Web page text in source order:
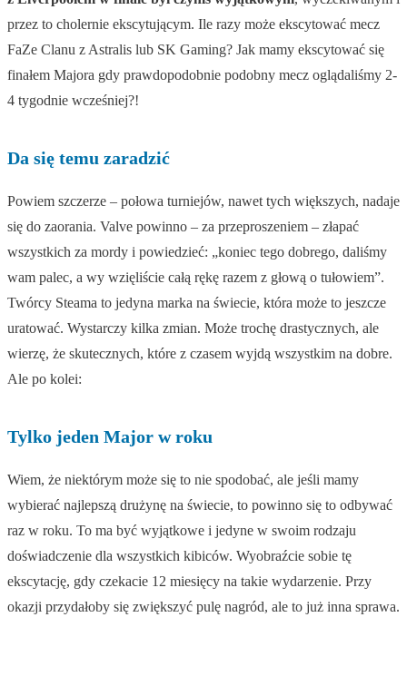
przez to cholernie ekscytującym. Ile razy może ekscytować mecz
FaZe Clanu z Astralis lub SK Gaming? Jak mamy ekscytować się
finałem Majora gdy prawdopodobnie podobny mecz oglądaliśmy 2-
4 tygodnie wcześniej?!
Da się temu zaradzić
Powiem szczerze – połowa turniejów, nawet tych większych, nadaje
się do zaorania. Valve powinno – za przeproszeniem – złapać
wszystkich za mordy i powiedzieć: „koniec tego dobrego, daliśmy
wam palec, a wy wzięliście całą rękę razem z głową o tułowiem”.
Twórcy Steama to jedyna marka na świecie, która może to jeszcze
uratować. Wystarczy kilka zmian. Może trochę drastycznych, ale
wierzę, że skutecznych, które z czasem wyjdą wszystkim na dobre.
Ale po kolei:
Tylko jeden Major w roku
Wiem, że niektórym może się to nie spodobać, ale jeśli mamy
wybierać najlepszą drużynę na świecie, to powinno się to odbywać
raz w roku. To ma być wyjątkowe i jedyne w swoim rodzaju
doświadczenie dla wszystkich kibiców. Wyobraźcie sobie tę
ekscytację, gdy czekacie 12 miesięcy na takie wydarzenie. Przy
okazji przydałoby się zwiększyć pulę nagród, ale to już inna sprawa.